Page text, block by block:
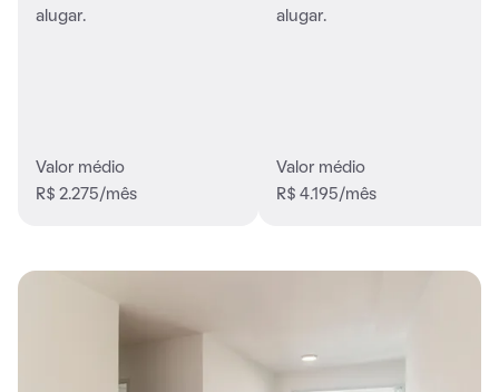
alugar.
Valor médio
R$ 2.275/mês
alugar.
Valor médio
R$ 4.195/mês